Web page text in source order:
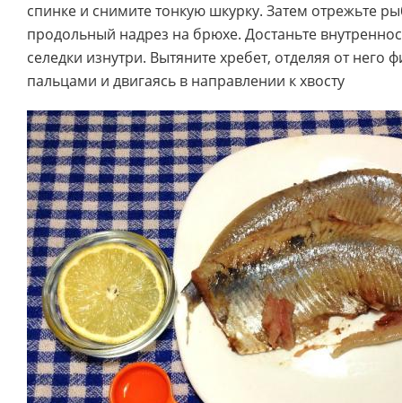
спинке и снимите тонкую шкурку. Затем отрежьте
продольный надрез на брюхе. Достаньте
селедки изнутри. Вытяните хребет, отделяя от него
пальцами и двигаясь в направлении к хвосту